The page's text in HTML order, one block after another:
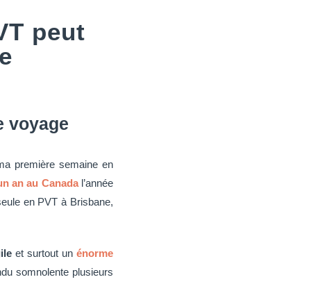
peut
voyage
première semaine en
an au Canada l’année
en PVT à Brisbane,
et surtout unénorme
somnolente plusieurs